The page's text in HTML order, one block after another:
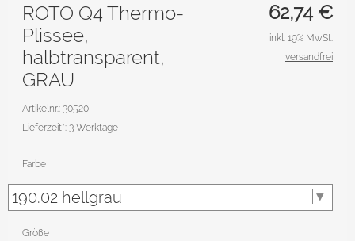
62,74€
ROTO Q4 Thermo-
Plissee,
halbtransparent,
GRAU
Artikelnr.: 30520
Lieferzeit*: 3 Werktage
inkl. 19% MwSt.
versandfrei
Farbe
Größe